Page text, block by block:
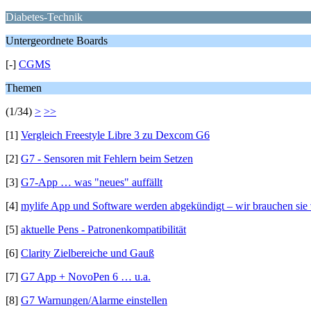
Diabetes-Technik
Untergeordnete Boards
[-] CGMS
Themen
(1/34) > >>
[1] Vergleich Freestyle Libre 3 zu Dexcom G6
[2] G7 - Sensoren mit Fehlern beim Setzen
[3] G7-App … was "neues" auffällt
[4] mylife App und Software werden abgekündigt – wir brauchen sie
[5] aktuelle Pens - Patronenkompatibilität
[6] Clarity Zielbereiche und Gauß
[7] G7 App + NovoPen 6 … u.a.
[8] G7 Warnungen/Alarme einstellen